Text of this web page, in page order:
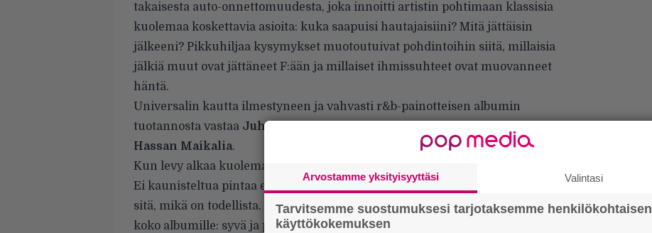
takaisesta auto-onnettomuudesta, joka innoitti artistin pohtimaan klassisia
kuolemaa koskettavia asioita: kuka saapuisi hautajaisiini? Mitä jättäisin
jälkeeni? Pikkuhiljaa kysymykset muotoutuivat pohdintoihin siitä, millaisia
jälkiä muut ovat jättäneet F:ään ja millaiset ihmissuhteet ovat muovanneet
häntä.
Universalin kautta ilmestyneen ja vahvasti r&b-painotteisen albumin
tuotannosta vastaa Juho
Hassan Maikalia.
Kun levy alkaa kuolemasta, se rajaa heti ensimmäiseksi kaiken triviaalin pois.
Ei kaunisteltua pintaa eikä kädenlämpöisiä yritelmiä, vaan mutkattomasti vain
sitä, mikä on todellista.
Tunti himaanon introbiisinä monella tapaa symbolinen
koko albumille: syvä ja painava tematiikka, hyväilevän elegantti r&b-tausta
Arvostamme yksityisyyttäsi Valintasi
Tarvitsemme suostumuksesi tarjotaksemme henkilökohtaisen
käyttökokemuksen